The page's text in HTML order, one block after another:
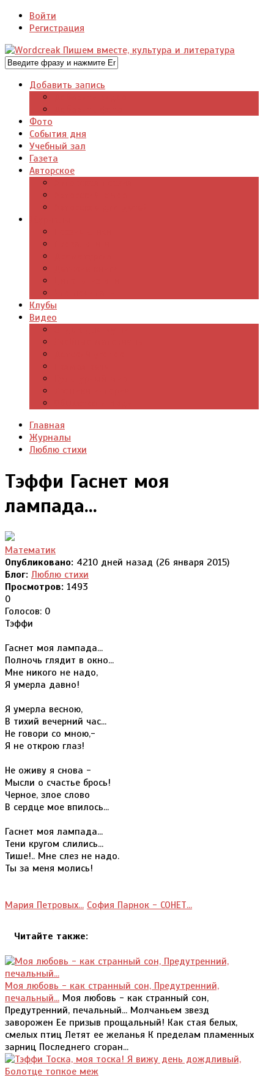
Войти
Регистрация
Добавить запись
Фото
События дня
Учебный зал
Газета
Авторское
Клубы
Видео
Главная
Журналы
Люблю стихи
Тэффи Гаснет моя
лампада...
Математик
Опубликовано: 4210 дней назад (26 января 2015)
Блог: Люблю стихи
Просмотров: 1493
0
Голосов: 0
Тэффи
Гаснет моя лампада...
Полночь глядит в окно...
Мне никого не надо,
Я умерла давно!
Я умерла весною,
В тихий вечерний час...
Не говори со мною,-
Я не открою глаз!
Не оживу я снова -
Мысли о счастье брось!
Черное, злое слово
В сердце мое впилось...
Гаснет моя лампада...
Тени кругом слились...
Тише!.. Мне слез не надо.
Ты за меня молись!
Мария Петровых... София Парнок - СОНЕТ...
Читайте также:
Моя любовь - как странный сон, Предутренний,
печальный... Моя любовь - как странный сон,
Предутренний, печальный... Молчаньем звезд
заворожен Ее призыв прощальный! Как стая белых,
смелых птиц Летят ее желанья К пределам пламенных
зарниц Последнего сгоран...